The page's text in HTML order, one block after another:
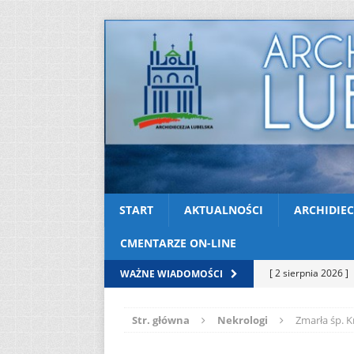
START AKTUALNOŚCI
CMENTARZE ON-LINE
WAŻNE WIADOMOŚCI [ 2 sierpnia 2026 ]
[ 2 sierpnia 2026 ]
Str. główna Nekrologi Zmarła śp.